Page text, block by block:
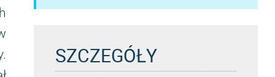
SZCZEGÓŁY